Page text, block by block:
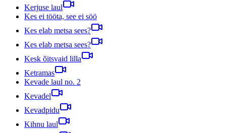
Kerjuse laul
Kes ei tööta, see ei söö
Kes elab metsa sees?
Kes elab metsa sees?
Kesk õitsvaid lilla
Ketramas
Kevade laul no. 2
Kevadel
Kevadpidu
Kihnu laul